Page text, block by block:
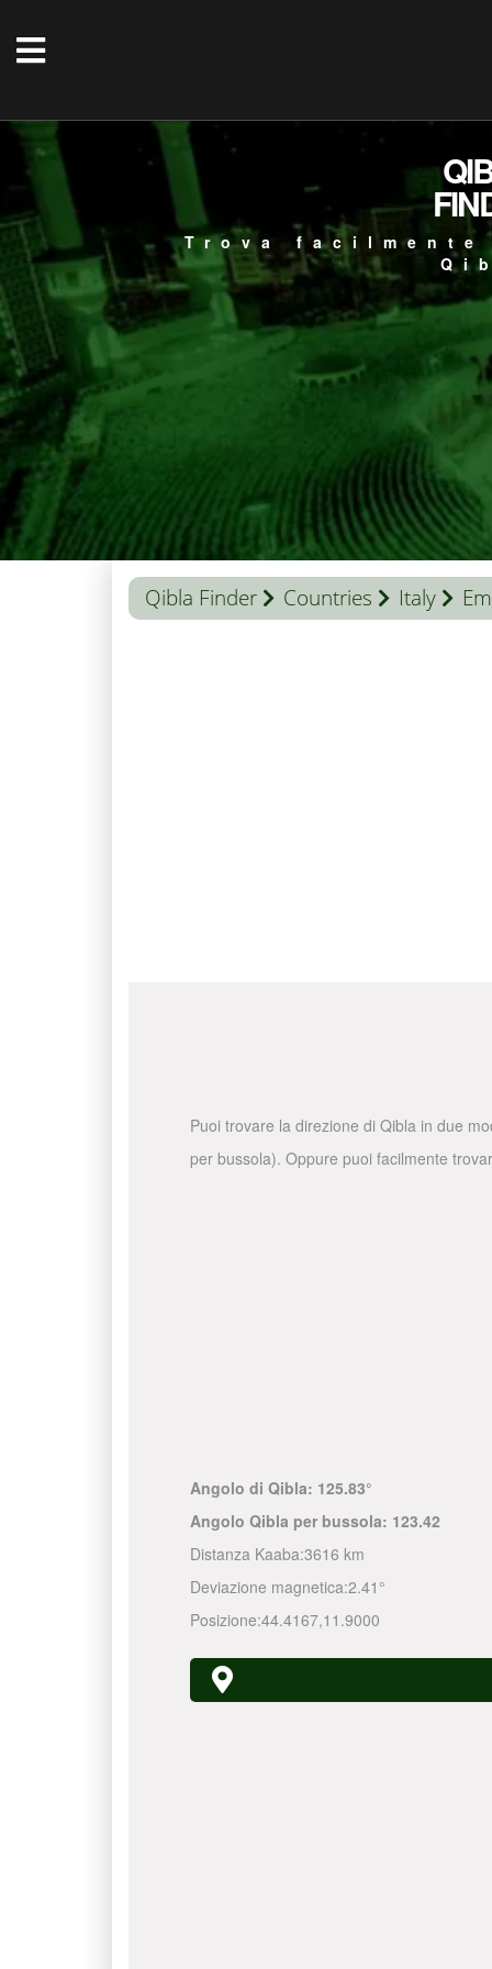
Trova
Qibla Finder Countries Italy
Puoi trovare la direzione di Qibla in due
per bussola). Oppure puoi facilmente
Angolo di Qibla: 125.83°
Angolo Qibla per bussola: 123.42
Distanza Kaaba:3616 km
Deviazione magnetica:2.41°
Posizione:44.4167,11.9000